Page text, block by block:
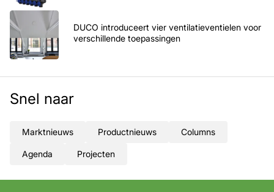
DUCO introduceert vier ventilatieventielen voor
verschillende toepassingen
Snel naar
Marktnieuws Productnieuws Columns
Agenda Projecten